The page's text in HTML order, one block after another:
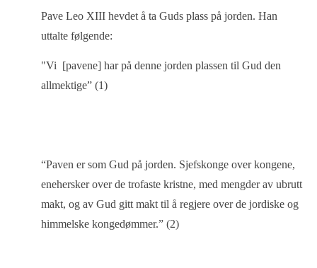
Pave Leo XIII hevdet å ta Guds plass på jorden. Han
uttalte følgende:
"Vi [pavene] har på denne jorden plassen til Gud den
allmektige” (1)
“Paven er som Gud på jorden. Sjefskonge over kongene,
enehersker over de trofaste kristne, med mengder av ubrutt
makt, og av Gud gitt makt til å regjere over de jordiske og
himmelske kongedømmer.” (2)